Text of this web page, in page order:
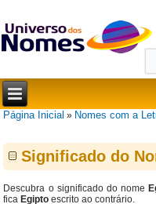
Página Inicial » Nomes com a
Significado do
Descubra o significado do nome
fica Egipto escrito ao contrário.